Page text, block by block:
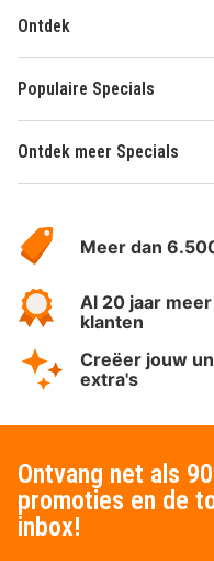
Ontdek
Populaire Specials
Ontdek meer Specials
HotelSpecials
Meer dan
Al 20 jaar
klanten
Creëer jouw
extra's
Ontvang net als
promoties en de
inbox!